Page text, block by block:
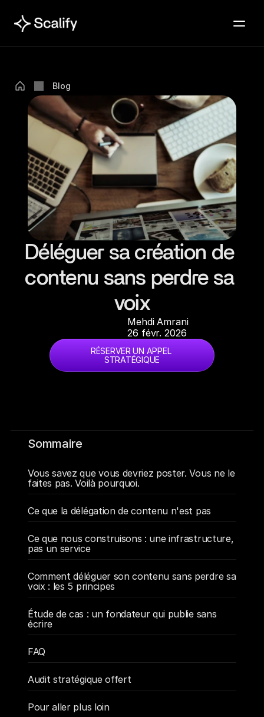
Blog
Déléguer sa création de
contenu sans perdre sa
voix
Mehdi Amrani
26 févr. 2026
RÉSERVER UN APPEL
STRATÉGIQUE
Sommaire
Vous savez que vous devriez poster. Vous ne le
faites pas. Voilà pourquoi.
Ce que la délégation de contenu n'est pas
Ce que nous construisons : une infrastructure,
pas un service
Comment déléguer son contenu sans perdre sa
voix : les 5 principes
Étude de cas : un fondateur qui publie sans
écrire
FAQ
Audit stratégique offert
Pour aller plus loin